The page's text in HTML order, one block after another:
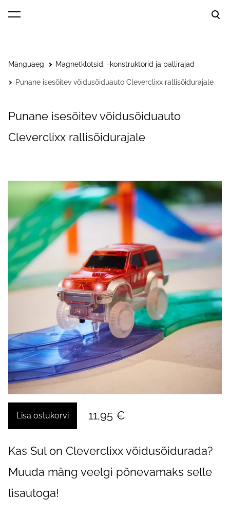
lisati ostukorvi.
Mänguaeg Magnetklotsid, -konstruktorid ja pallirajad
Punane isesõitev võidusõiduauto Cleverclixx rallisõidurajale
Punane isesõitev võidusõiduauto
Cleverclixx rallisõidurajale
Lisa ostukorvi 11,95 €
Kas Sul on Cleverclixx võidusõidurada?
Muuda mäng veelgi põnevamaks selle
lisautoga!